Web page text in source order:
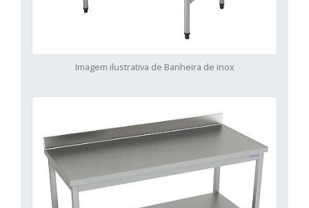
Imagem ilustrativa de Banheira de inox